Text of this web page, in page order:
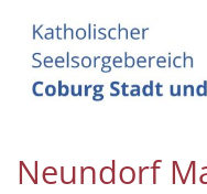
Neundorf